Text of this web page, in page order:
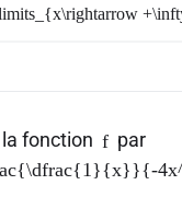
fonction f par